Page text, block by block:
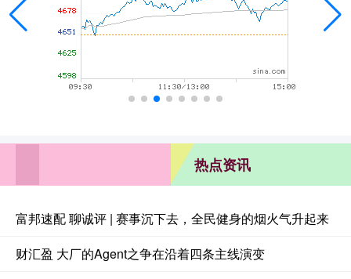
热点资讯
富邦速配 聊诚评 | 赛事沉下去，全民健身的烟火气升起来
财汇盈 大厂的Agent之争在沿着四条主线演变